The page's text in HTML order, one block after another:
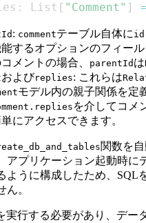
: List [ "Comment" ] =
: commentテーブル自体にid
能するオプションのフィー
メントの場合、
parentId は
およびreplies: これらは
モデル内の親子関係を定
を介してコメ
にアクセスできます。
関数を
アプリケーション起動時に
ように構成したため、SQL
ん。
実行する必要があり、デー